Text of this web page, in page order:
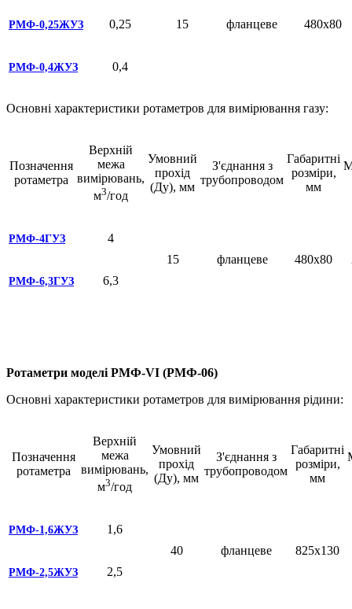
15 фланцеве 480х80
РМФ-0,25ЖУЗ 0,25
РМФ-0,4ЖУЗ 0,4
Основні характеристики ротаметров для вимірювання газу:
Позначення
ротаметра
Верхній
межа
вимірювань,
м3/год
Умовний
прохід
(Ду), мм
З'єднання з
трубопроводом
Габаритні
розміри,
мм
РМФ-4ГУЗ
4
15
фланцеве 480х80
РМФ-6,3ГУЗ 6,3
Ротаметри моделі РМФ-VI (РМФ-06)
Основні характеристики ротаметров для вимірювання рідини:
Позначення
ротаметра
Верхній
межа
вимірювань,
м3/год
Умовний
прохід
(Ду), мм
З'єднання з
трубопроводом
Габаритні
розміри,
мм
РМФ-1,6ЖУЗ
1,6
40
фланцеве 825х130
РМФ-2,5ЖУЗ 2,5